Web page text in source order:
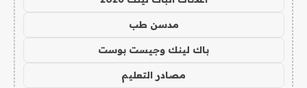
مدسن طب
باك لينك وجيست بوست
مصادر التعليم